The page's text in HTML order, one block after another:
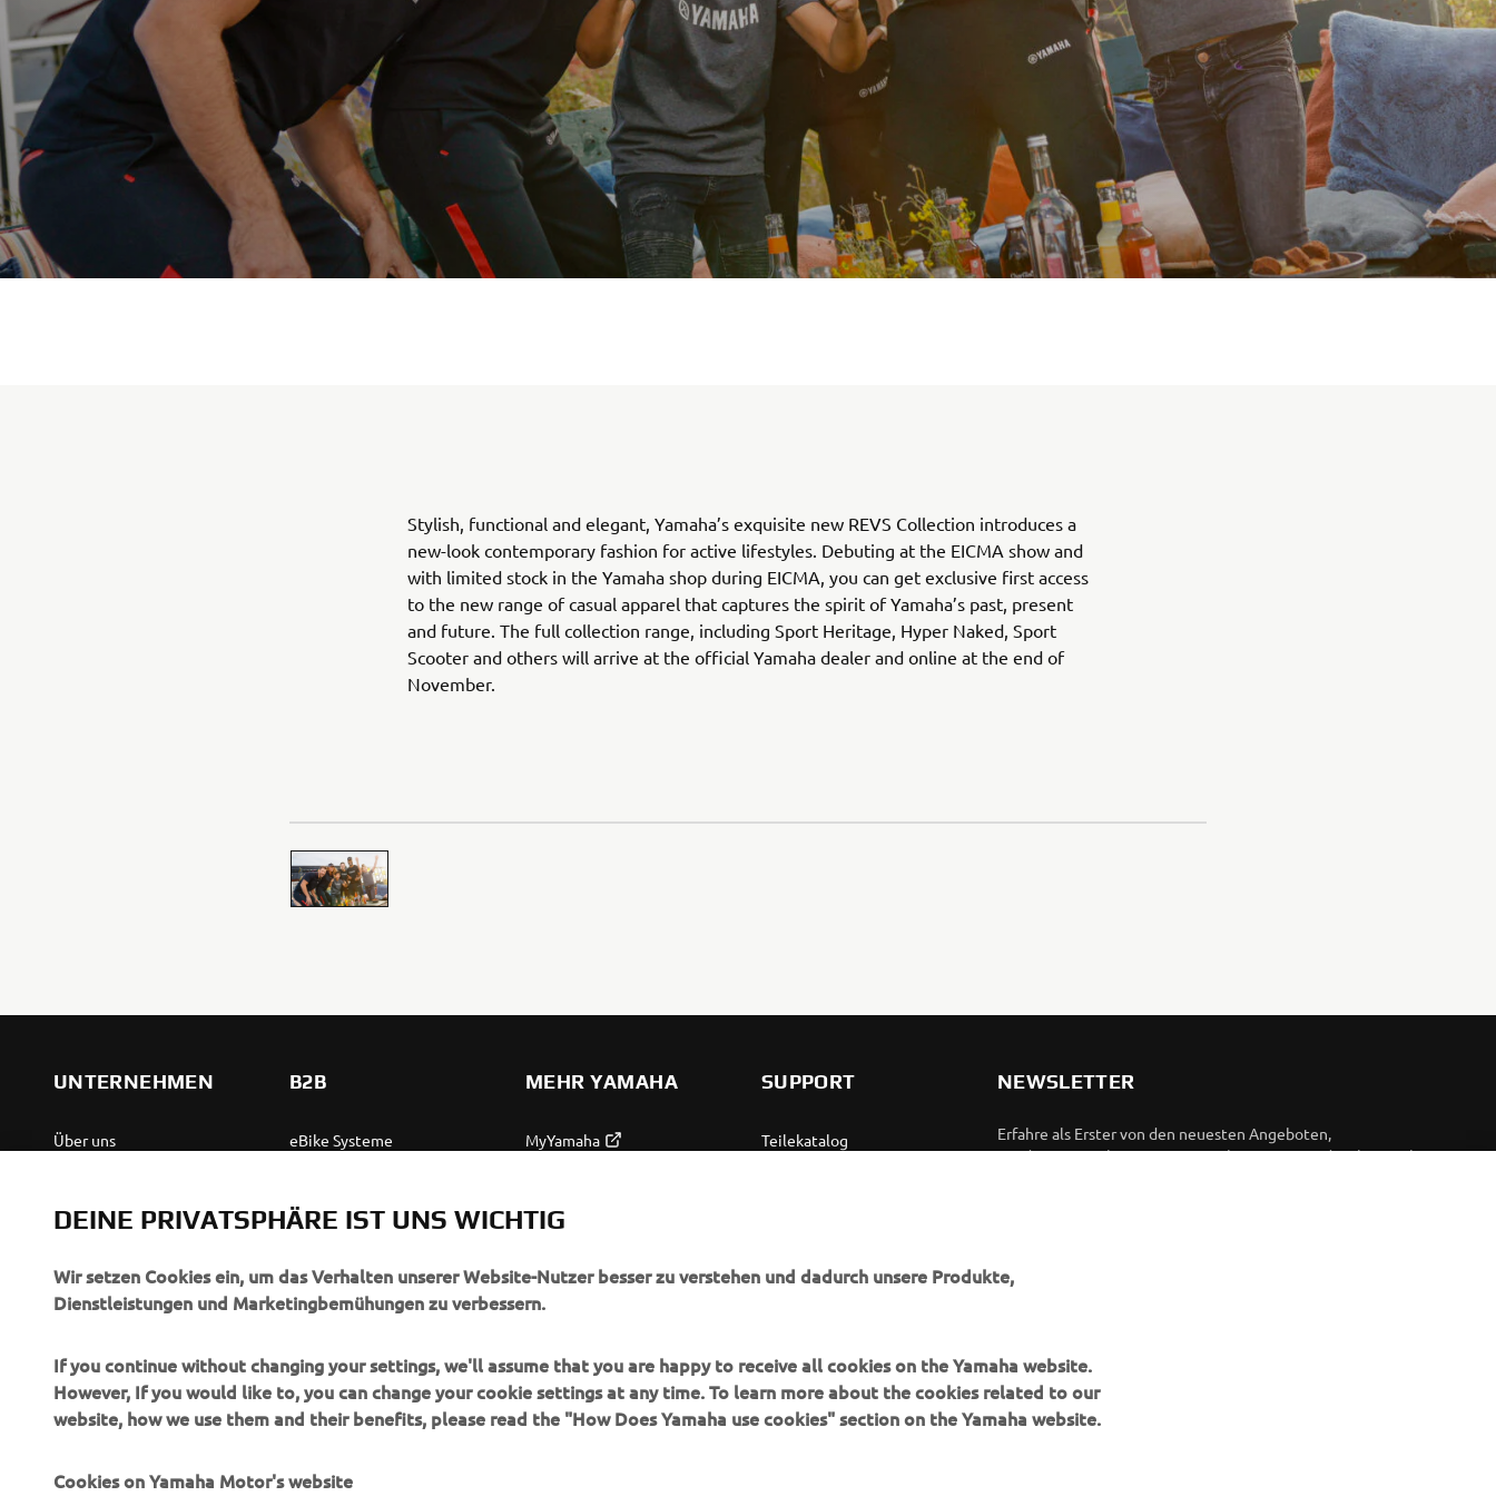
Stylish, functional and elegant, Yamaha’s exquisite new REVS Collection introduces a
new-look contemporary fashion for active lifestyles. Debuting at the EICMA show and
with limited stock in the Yamaha shop during EICMA, you can get exclusive first access
to the new range of casual apparel that captures the spirit of Yamaha’s past, present
and future. The full collection range, including Sport Heritage, Hyper Naked, Sport
Scooter and others will arrive at the official Yamaha dealer and online at the end of
November.
UNTERNEHMEN
Über uns
Veranstaltungen
Broschüren
Händler werden
Menschenrechtsrichtlinie
Nachhaltigkeitsrichtlinie
B2B
eBike Systeme
Leichte Fahrzeuge
Ersthelfer
Robotics
Partnerschaften
für unabhängige Partner
MEHR YAMAHA
MyYamaha
Yamaha Racing
Mobile Anwendungen
SUPPORT
Teilekatalog
NEWSLETTER
Erfahre als Erster von den neuesten Angeboten,
Sonderveranstaltungen, Neuerscheinungen und vielem mehr.
Lesen Sie unsere Datenschutzrichtlinie, um zu erfahren, wie wir
DEINE PRIVATSPHÄRE IST UNS WICHTIG
Wir setzen Cookies ein, um das Verhalten unserer Website-Nutzer besser zu verstehen und dadurch unsere Produkte,
Dienstleistungen und Marketingbemühungen zu verbessern.
If you continue without changing your settings, we'll assume that you are happy to receive all cookies on the Yamaha website.
However, If you would like to, you can change your cookie settings at any time. To learn more about the cookies related to our
website, how we use them and their benefits, please read the "How Does Yamaha use cookies" section on the Yamaha website.
Cookies on Yamaha Motor's website